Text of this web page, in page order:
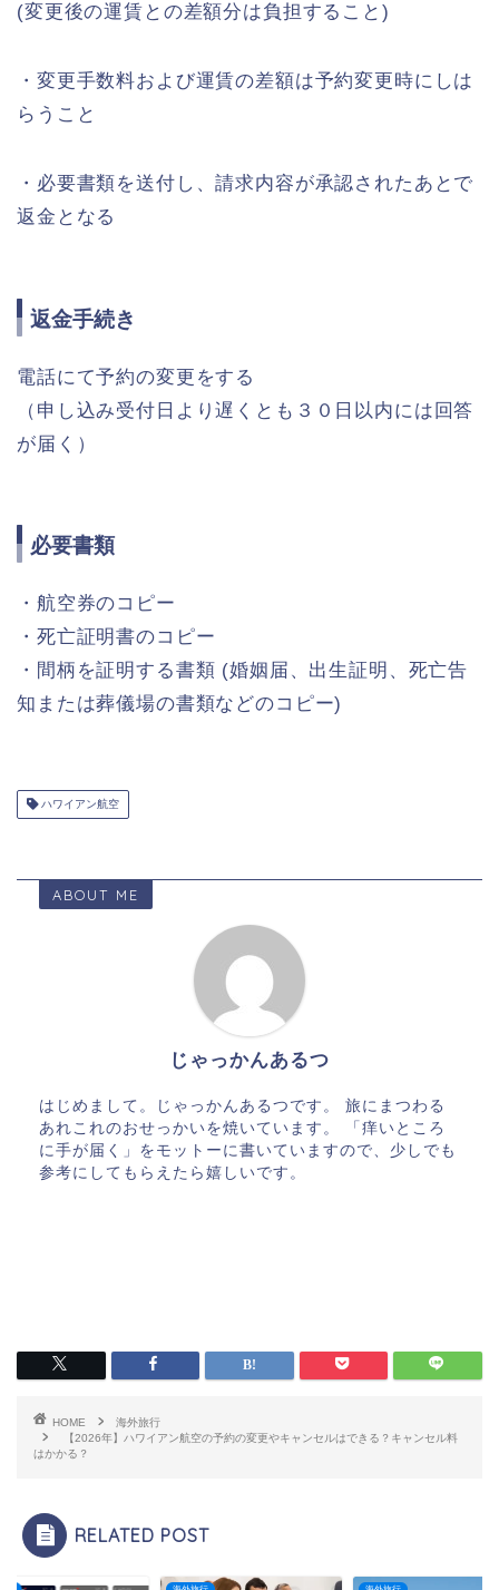
(変更後の運賃との差額分は負担すること)
・変更手数料および運賃の差額は予約変更時にしは
らうこと
・必要書類を送付し、請求内容が承認されたあとで
返金となる
返金手続き
電話にて予約の変更をする
（申し込み受付日より遅くとも３０日以内には回答
が届く）
必要書類
・航空券のコピー
・死亡証明書のコピー
・間柄を証明する書類 (婚姻届、出生証明、死亡告
知または葬儀場の書類などのコピー)
ハワイアン航空
ABOUT ME
じゃっかんあるつ
はじめまして。じゃっかんあるつです。 旅にまつわる
あれこれのおせっかいを焼いています。 「痒いところ
に手が届く」をモットーに書いていますので、少しでも
参考にしてもらえたら嬉しいです。
HOME
海外旅行
【2026年】ハワイアン航空の予約の変更やキャンセルはできる？キャンセル料
はかかる？
RELATED POST